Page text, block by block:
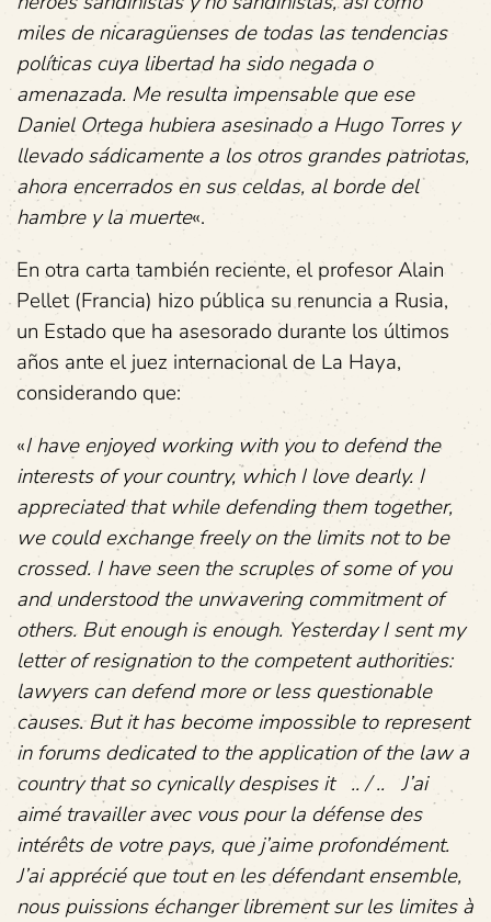
miles de nicaragüenses de todas las tendencias
políticas cuya libertad ha sido negada o
amenazada. Me resulta impensable que ese
Daniel Ortega hubiera asesinado a Hugo Torres y
llevado sádicamente a los otros grandes patriotas,
ahora encerrados en sus celdas, al borde del
hambre y la muerte«.
En otra carta también reciente, el profesor Alain
Pellet (Francia) hizo pública su renuncia a Rusia,
un Estado que ha asesorado durante los últimos
años ante el juez internacional de La Haya,
considerando que:
«I have enjoyed working with you to defend the
interests of your country, which I love dearly. I
appreciated that while defending them together,
we could exchange freely on the limits not to be
crossed. I have seen the scruples of some of you
and understood the unwavering commitment of
others. But enough is enough. Yesterday I sent my
letter of resignation to the competent authorities:
lawyers can defend more or less questionable
causes. But it has become impossible to represent
in forums dedicated to the application of the law a
country that so cynically despises it ../ .. J’ai
aimé travailler avec vous pour la défense des
intérêts de votre pays, que j’aime profondément.
J’ai apprécié que tout en les défendant ensemble,
nous puissions échanger librement sur les limites à